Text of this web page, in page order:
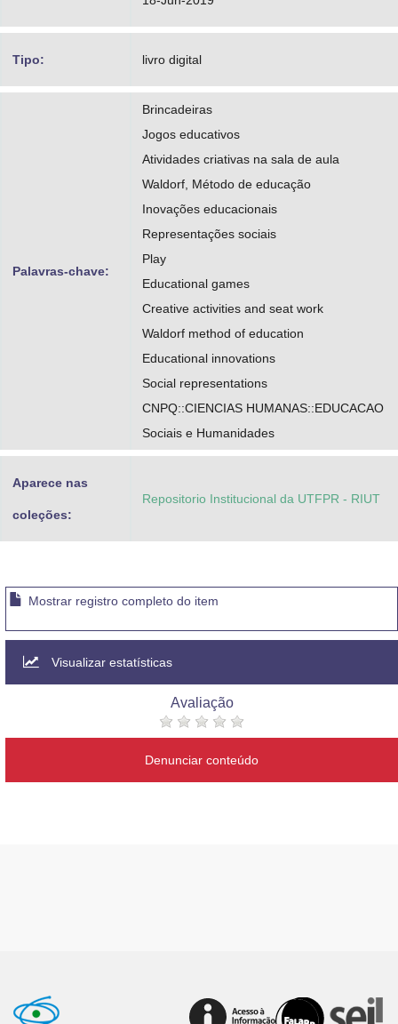
Tipo: livro digital
Palavras-chave:
Brincadeiras
Jogos educativos
Atividades criativas na sala de aula
Waldorf, Método de educação
Inovações educacionais
Representações sociais
Play
Educational games
Creative activities and seat work
Waldorf method of education
Educational innovations
Social representations
CNPQ::CIENCIAS HUMANAS::EDUCACAO
Sociais e Humanidades
Aparece nas
coleções:
Repositorio Institucional da UTFPR - RIUT
Mostrar registro completo do item
Visualizar estatísticas
Avaliação
Denunciar conteúdo